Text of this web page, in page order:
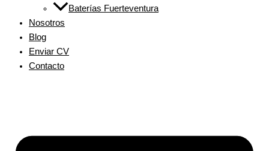
Baterías Fuerteventura
Nosotros
Blog
Enviar CV
Contacto